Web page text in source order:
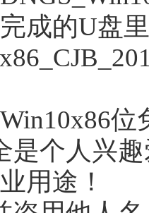
成的U盘
位
是个人兴
用途！